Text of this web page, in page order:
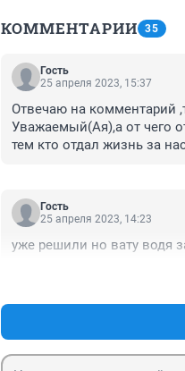
КОММЕНТАРИИ 35
Гость
25 апреля 2023, 15:37
Отвечаю на комментарий
Уважаемый(Ая),а от чего
тем кто отдал жизнь за
Гость
25 апреля 2023, 14:23
уже решили но вату водя